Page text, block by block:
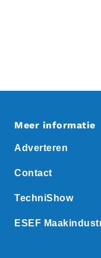
Meer informatie
Adverteren
Contact
TechniShow
ESEF